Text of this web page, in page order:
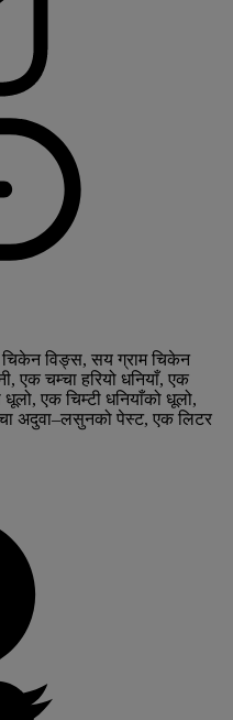
चिकेन विङ्स, सय ग्राम चिकेन
एक चम्चा हरियो धनियाँ, एक
धूलो, एक चिम्टी धनियाँको धूलो,
अदुवा–लसुनको पेस्ट, एक लिटर